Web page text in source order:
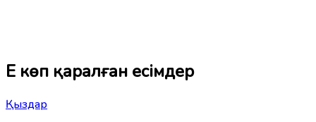
Ең көп қаралған есімдер
Қыздар